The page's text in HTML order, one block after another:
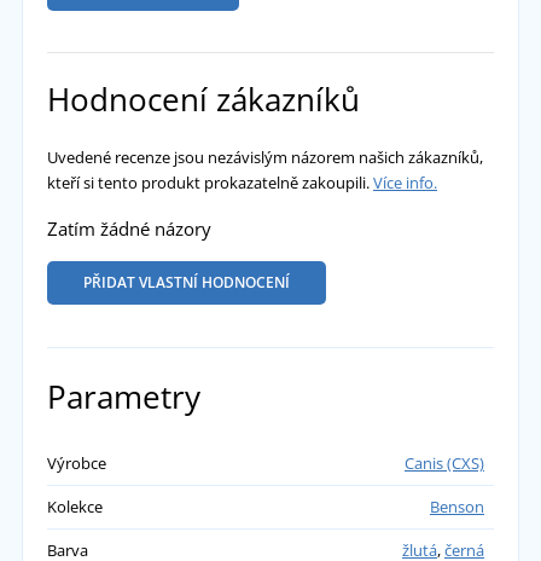
Hodnocení zákazníků
Uvedené recenze jsou nezávislým názorem našich zákazníků,
kteří si tento produkt prokazatelně zakoupili.Více info.
Zatím žádné názory
PŘIDAT VLASTNÍ HODNOCENÍ
Parametry
Výrobce
Canis (CXS)
Kolekce
Benson
Barva
žlutá,černá